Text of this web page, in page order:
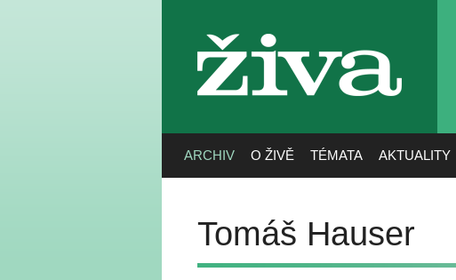
živa
ARCHIV O ŽIVĚ TÉMATA AKTUALITY
Tomáš Hauser